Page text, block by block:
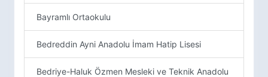
Bayramlı Ortaokulu
Bedreddin Ayni Anadolu İmam Hatip Lisesi
Bedriye-Haluk Özmen Mesleki ve Teknik Anadolu